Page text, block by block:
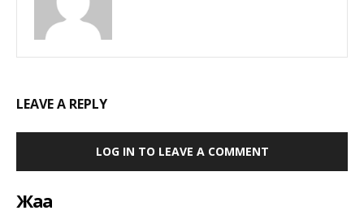
LEAVE A REPLY
LOG IN TO LEAVE A COMMENT
Жаңа